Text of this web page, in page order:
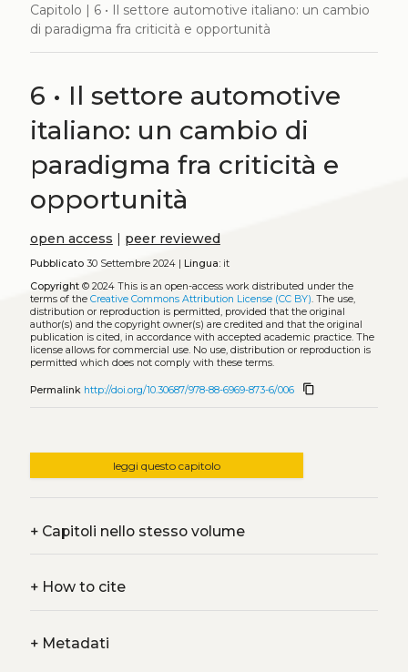
Capitolo | 6 • Il settore automotive italiano: un cambio
di paradigma fra criticità e opportunità
6 • Il settore automotive
italiano: un cambio di
paradigma fra criticità e
opportunità
open access | peer reviewed
Pubblicato30 Settembre 2024 | Lingua:it
Copyright© 2024 This is an open-access work distributed under the
terms of the Creative Commons Attribution License (CC BY). The use,
distribution or reproduction is permitted, provided that the original
author(s) and the copyright owner(s) are credited and that the original
publication is cited, in accordance with accepted academic practice. The
license allows for commercial use. No use, distribution or reproduction is
permitted which does not comply with these terms.
Permalink http://doi.org/10.30687/978-88-6969-873-6/006 content_copy
leggi questo capitolo
+Capitoli nello stesso volume
+How to cite
+Metadati